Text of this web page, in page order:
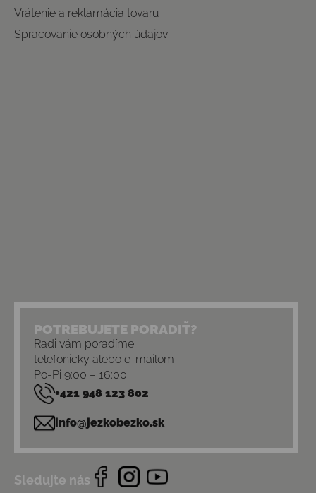
Vrátenie a reklamácia tovaru
Spracovanie osobných údajov
POTREBUJETE PORADIŤ?
Radi vám poradíme
telefonicky alebo e-mailom
Po-Pi 9:00 – 16:00
+421 948 123 802
info@jezkobezko.sk
Sledujte nás